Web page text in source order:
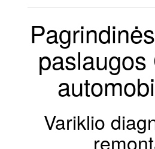
paslaugos
Variklio